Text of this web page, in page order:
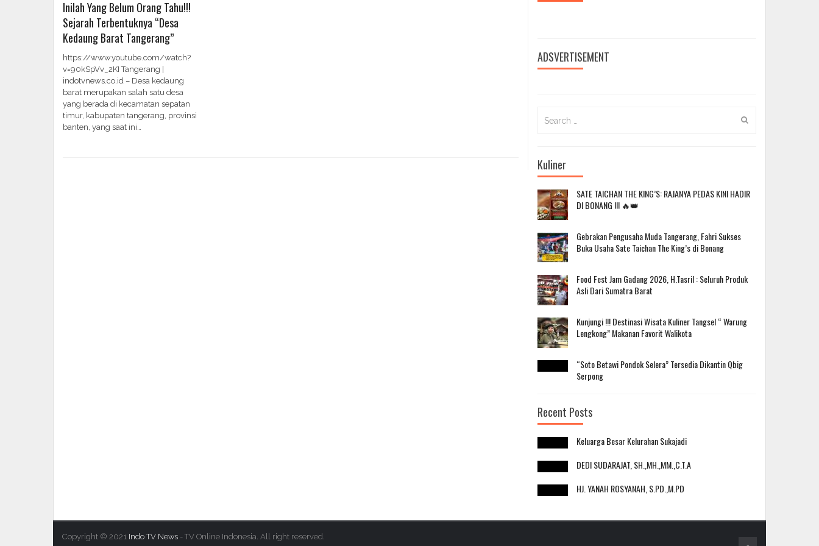
Inilah Yang Belum Orang Tahu!!!
Sejarah Terbentuknya “Desa
Kedaung Barat Tangerang”
https://www.youtube.com/watch?
v=90kSpVv_2KI Tangerang |
indotvnews.co.id – Desa kedaung
barat merupakan salah satu desa
yang berada di kecamatan sepatan
timur, kabupaten tangerang, provinsi
banten, yang saat ini…
ADSVERTISEMENT
for:
Kuliner
SATE TAICHAN THE KING’S: RAJANYA PEDAS KINI HADIR
DI BONANG !!! 🔥👑
Gebrakan Pengusaha Muda Tangerang, Fahri Sukses
Buka Usaha Sate Taichan The King’s di Bonang
Food Fest Jam Gadang 2026, H.Tasril : Seluruh Produk
Asli Dari Sumatra Barat
Kunjungi !!! Destinasi Wisata Kuliner Tangsel “ Warung
Lengkong” Makanan Favorit Walikota
“Soto Betawi Pondok Selera” Tersedia Dikantin Qbig
Serpong
Recent Posts
Keluarga Besar Kelurahan Sukajadi
DEDI SUDARAJAT, SH.,MH.,MM.,C.T.A
HJ. YANAH ROSYANAH, S.PD.,M.PD
Copyright © 2021 Indo TV News - TV Online Indonesia. All right reserved.